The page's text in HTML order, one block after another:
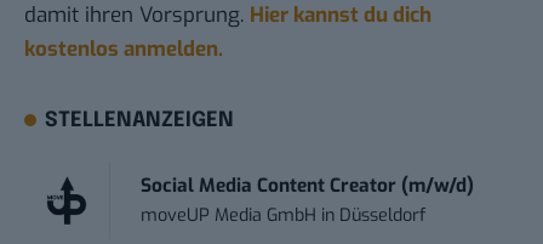
damit ihren Vorsprung. Hier kannst du dich
kostenlos anmelden.
STELLENANZEIGEN
Social Media Content Creator (m/w/d)
moveUP Media GmbH in Düsseldorf